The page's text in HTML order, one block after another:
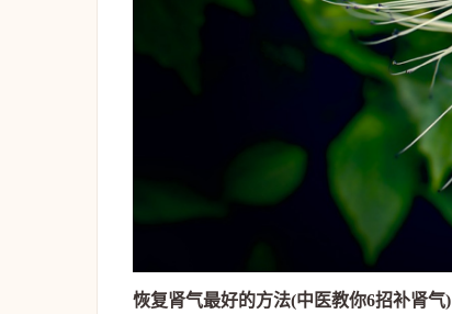
恢复肾气最好的方法(中医教你6招补肾气)